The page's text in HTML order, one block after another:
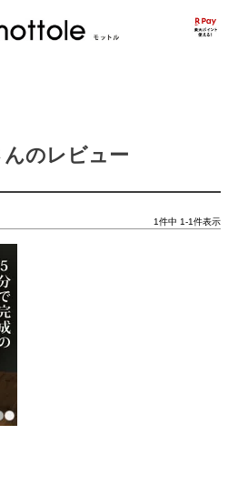
のレビュー
1件中 1-1件表示